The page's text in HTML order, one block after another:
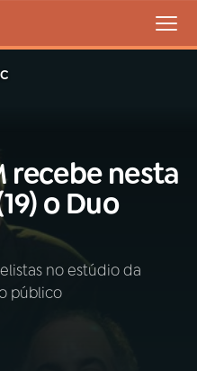
AO VIVO
recebe nesta
o Duo
no estúdio da
público